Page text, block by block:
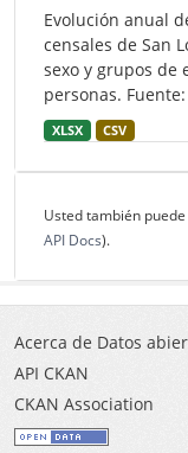
Evolución anual
censales de San
sexo y grupos de
personas.
XLSX CSV
Usted también
API Docs).
Acerca de Datos
API CKAN
CKAN Association